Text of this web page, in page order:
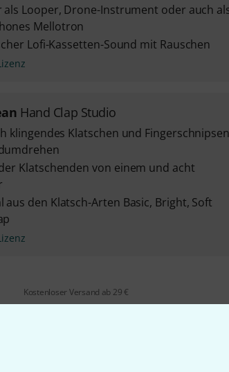
als Looper, Drone-Instrument oder auch
Mellotron
Lofi-Kassetten-Sound mit Rauschen
Hand Clap Studio
klingendes Klatschen und Fingerschnipsen
Klatschenden von einem und acht
aus den Klatsch-Arten Basic, Bright, Soft
Kostenloser Versand ab 29 €